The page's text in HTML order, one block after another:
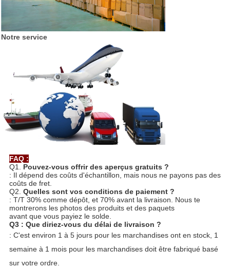
Notre service
FAQ :
Q1. Pouvez-vous offrir des aperçus gratuits ?
: Il dépend des coûts d'échantillon, mais nous ne payons pas des
coûts de fret.
Q2. Quelles sont vos conditions de paiement ?
: T/T 30% comme dépôt, et 70% avant la livraison. Nous te
montrerons les photos des produits et des paquets
avant que vous payiez le solde.
Q3 : Que diriez-vous du délai de livraison ?
: C'est environ 1 à 5 jours pour les marchandises ont en stock, 1
semaine à 1 mois pour les marchandises doit être fabriqué basé
sur votre ordre.